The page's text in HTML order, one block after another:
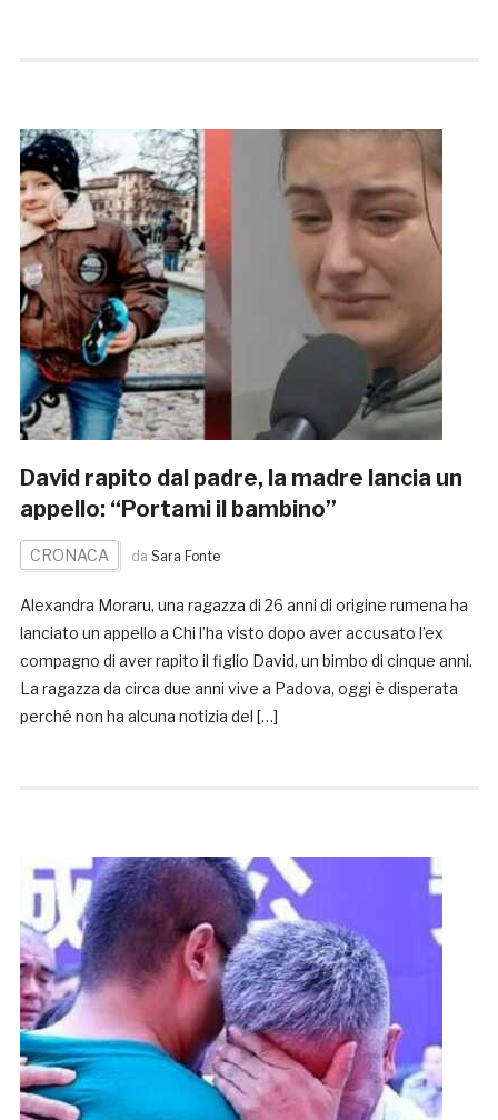
David rapito dal padre, la madre lancia un
appello: “Portami il bambino”
CRONACA da Sara Fonte
Alexandra Moraru, una ragazza di 26 anni di origine rumena ha
lanciato un appello a Chi l’ha visto dopo aver accusato l’ex
compagno di aver rapito il figlio David, un bimbo di cinque anni.
La ragazza da circa due anni vive a Padova, oggi è disperata
perché non ha alcuna notizia del […]